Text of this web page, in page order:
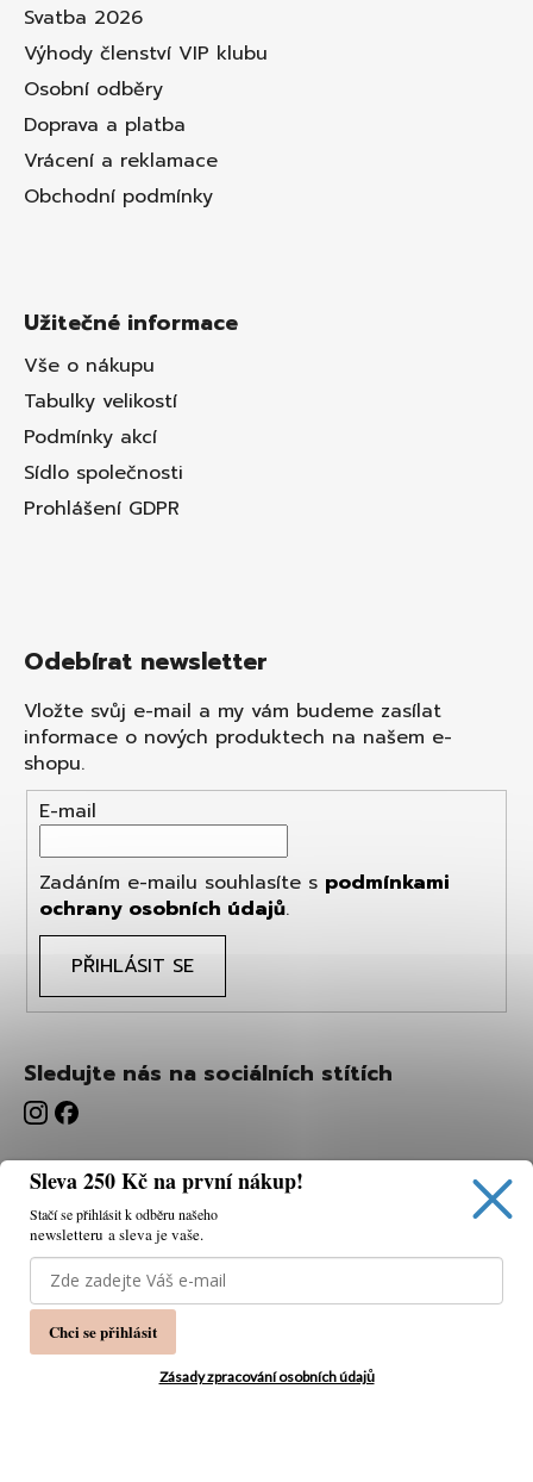
Používáme cookies, abychom vám umožnili pohodlné
prohlížení webu a díky analýze webu neustále zlepšovat
jeho funkce, výkon a použitelnost.
Svatba 2026
Výhody členství VIP klubu
Osobní odběry
Doprava a platba
Vrácení a reklamace
Obchodní podmínky
Užitečné informace
Vše o nákupu
Tabulky velikostí
Podmínky akcí
Sídlo společnosti
Prohlášení GDPR
Odebírat newsletter
Vložte svůj e-mail a my vám budeme zasílat
informace o nových produktech na našem e-
shopu.
E-mail
Zadáním e-mailu souhlasíte s podmínkami
ochrany osobních údajů.
PŘIHLÁSIT SE
Sledujte nás na sociálních stítích
Sleva 250 Kč na první nákup!
Stačí se přihlásit k odběru našeho
newsletteru a sleva je vaše.
Chci se přihlásit
Zásady zpracování osobních údajů